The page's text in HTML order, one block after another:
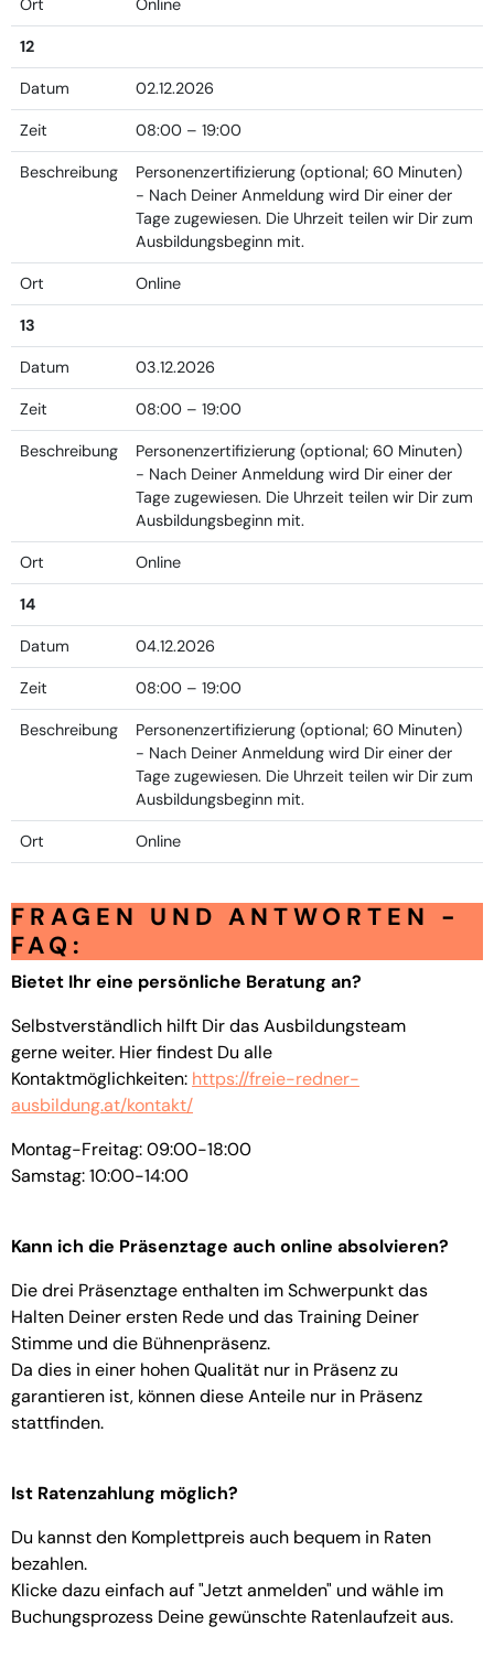
12
Datum 02.12.2026
Zeit 08:00 – 19:00
Beschreibung
Personenzertifizierung (optional; 60 Minuten)
- Nach Deiner Anmeldung wird Dir einer der
Tage zugewiesen. Die Uhrzeit teilen wir Dir zum
Ausbildungsbeginn mit.
Ort Online
13
Datum 03.12.2026
Zeit 08:00 – 19:00
Beschreibung
Personenzertifizierung (optional; 60 Minuten)
- Nach Deiner Anmeldung wird Dir einer der
Tage zugewiesen. Die Uhrzeit teilen wir Dir zum
Ausbildungsbeginn mit.
Ort Online
14
Datum 04.12.2026
Zeit 08:00 – 19:00
Beschreibung
Personenzertifizierung (optional; 60 Minuten)
- Nach Deiner Anmeldung wird Dir einer der
Tage zugewiesen. Die Uhrzeit teilen wir Dir zum
Ausbildungsbeginn mit.
Ort Online
FRAGEN UND ANTWORTEN -
FAQ:
Bietet Ihr eine persönliche Beratung an?
Selbstverständlich hilft Dir das Ausbildungsteam
gerne weiter. Hier findest Du alle
Kontaktmöglichkeiten: https://freie-redner-
ausbildung.at/kontakt/
Montag-Freitag: 09:00-18:00
Samstag: 10:00-14:00
Kann ich die Präsenztage auch online absolvieren?
Die drei Präsenztage enthalten im Schwerpunkt das
Halten Deiner ersten Rede und das Training Deiner
Stimme und die Bühnenpräsenz.
Da dies in einer hohen Qualität nur in Präsenz zu
garantieren ist, können diese Anteile nur in Präsenz
stattfinden.
Ist Ratenzahlung möglich?
Du kannst den Komplettpreis auch bequem in Raten
bezahlen.
Klicke dazu einfach auf "Jetzt anmelden" und wähle im
Buchungsprozess Deine gewünschte Ratenlaufzeit aus.